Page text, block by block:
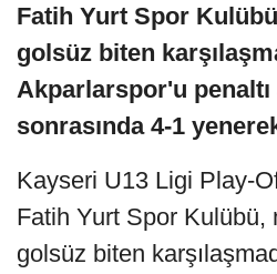
Fatih Yurt Spor
golsüz biten
Akparlarspor'u penaltı
sonrasında 4-1
Kayseri U13 Ligi Play-
Fatih Yurt Spor Kulübü,
golsüz biten